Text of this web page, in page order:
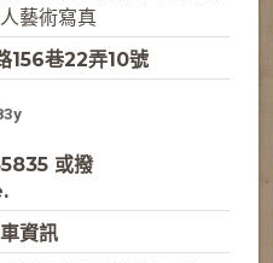
藝術寫真
156巷22弄10號
或撥
資訊